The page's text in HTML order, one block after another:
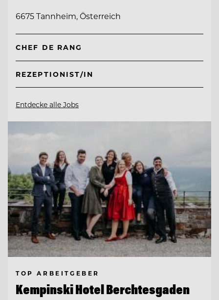
6675 Tannheim, Österreich
CHEF DE RANG
REZEPTIONIST/IN
Entdecke alle Jobs
TOP ARBEITGEBER
Kempinski Hotel Berchtesgaden